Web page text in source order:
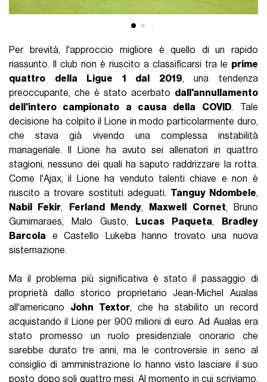
Per brevità, l'approccio migliore è quello di un rapido
riassunto. Il club non è riuscito a classificarsi tra le prime
quattro della Ligue 1 dal 2019, una tendenza
preoccupante, che è stato acerbato dall'annullamento
dell'intero campionato a causa della COVID. Tale
decisione ha colpito il Lione in modo particolarmente duro,
che stava già vivendo una complessa instabilità
manageriale. Il Lione ha avuto sei allenatori in quattro
stagioni, nessuno dei quali ha saputo raddrizzare la rotta.
Come l'Ajax, il Lione ha venduto talenti chiave e non è
riuscito a trovare sostituti adeguati. Tanguy Ndombele,
Nabil Fekir, Ferland Mendy, Maxwell Cornet, Bruno
Gumimaraes, Malo Gusto,
Lucas Paqueta,
Bradley
Barcola e Castello Lukeba hanno trovato una nuova
sistemazione.
Ma il problema più significativa è stato il passaggio di
proprietà dallo storico proprietario Jean-Michel Aualas
all'americano John Textor, che ha stabilito un record
acquistando il Lione per 900 milioni di euro. Ad Aualas era
stato promesso un ruolo presidenziale onorario che
sarebbe durato tre anni, ma le controversie in seno al
consiglio di amministrazione lo hanno visto lasciare il suo
posto dopo soli quattro mesi. Al momento in cui scriviamo,